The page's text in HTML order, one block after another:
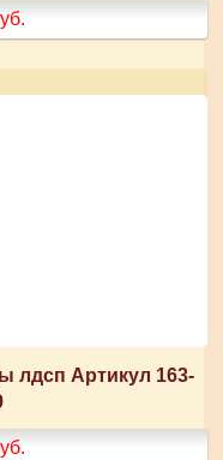
лдсп Артикул 163-